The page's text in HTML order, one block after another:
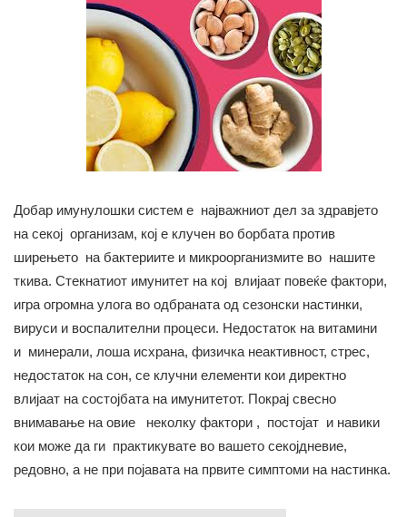
Добар имунулошки систем е најважниот дел за здравјето
на секој организам, кој е клучен во борбата против
ширењето на бактериите и микроорганизмите во нашите
ткива. Стекнатиот имунитет на кој влијаат повеќе фактори,
игра огромна улога во одбраната од сезонски настинки,
вируси и воспалителни процеси. Недостаток на витамини
и минерали, лоша исхрана, физичка неактивност, стрес,
недостаток на сон, се клучни елементи кои директно
влијаат на состојбата на имунитетот. Покрај свесно
внимавање на овие неколку фактори , постојат и навики
кои може да ги практикувате во вашето секојдневие,
редовно, а не при појавата на првите симптоми на настинка.